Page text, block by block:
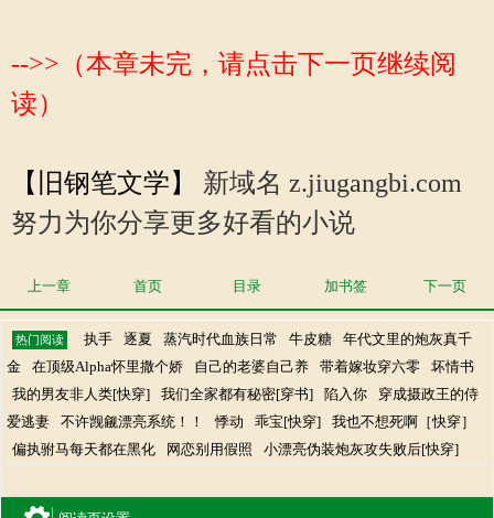
-->>（本章未完，请点击下一页继续阅
读）
【旧钢笔文学】
新域名 z.jiugangbi.com
努力为你分享更多好看的小说
上一章 首页 目录 加书签 下一页
热门阅读 执手 逐夏 蒸汽时代血族日常 牛皮糖
年代文里的炮灰真千
金
在顶级Alpha怀里撒个娇 自己的老婆自己养 带着嫁妆穿六零
坏情书
我的男友非人类[快穿]
我们全家都有秘密[穿书] 陷入你
穿成摄政王的侍
爱逃妻
不许觊觎漂亮系统！！ 悸动 乖宝[快穿]
我也不想死啊［快穿］
偏执驸马每天都在黑化
网恋别用假照 小漂亮伪装炮灰攻失败后[快穿]